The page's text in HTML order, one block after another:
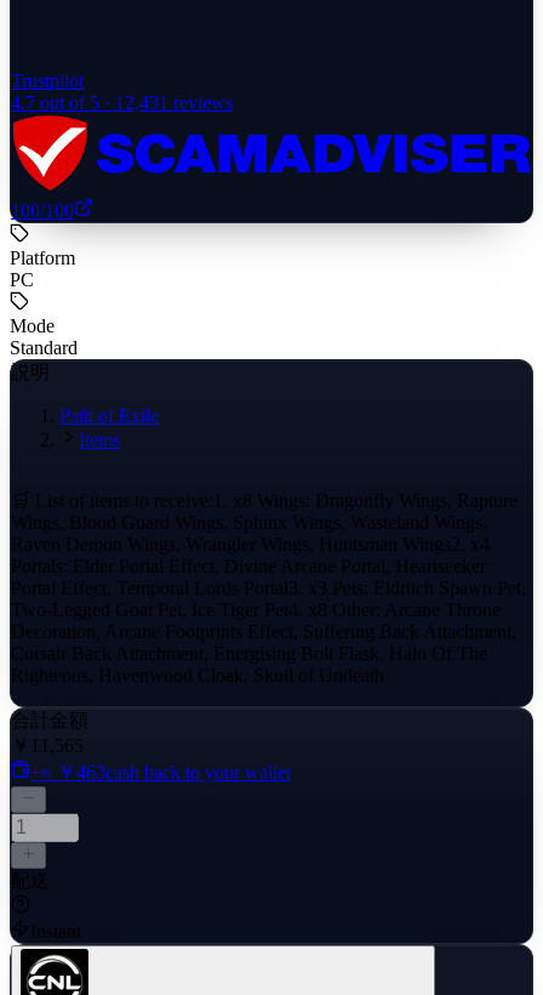
Trustpilot
4.7 out of 5 · 12,431 reviews
100/100
Platform
PC
Mode
Standard
説明
Path of Exile
Items
🛒 List of items to receive:1. x8 Wings: Dragonfly Wings, Rapture
Wings, Blood Guard Wings, Sphinx Wings, Wasteland Wings,
Raven Demon Wings, Wrangler Wings, Huntsman Wings2. x4
Portals: Elder Portal Effect, Divine Arcane Portal, Heartseeker
Portal Effect, Temporal Lords Portal3. x3 Pets: Eldritch Spawn Pet,
Two-Legged Goat Pet, Ice Tiger Pet4. x8 Other: Arcane Throne
Decoration, Arcane Footprints Effect, Suffering Back Attachment,
Corsair Back Attachment, Energising Bolt Flask, Halo Of The
Righteous, Havenwood Cloak, Skull of Undeath
合計金額
￥11,565
+≈ ￥463cash back to your wallet
配送
Instant